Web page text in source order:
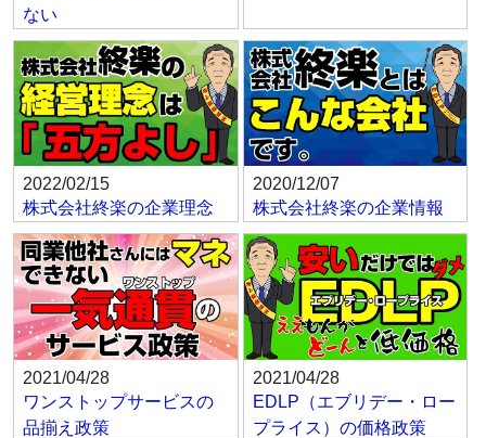
ない
2022/02/15
株式会社終楽の企業理念
2020/12/07
株式会社終楽の企業情報
2021/04/28
ワンストップサービスの
品揃え政策
2021/04/28
EDLP（エブリデー・ロー
プライス）の価格政策